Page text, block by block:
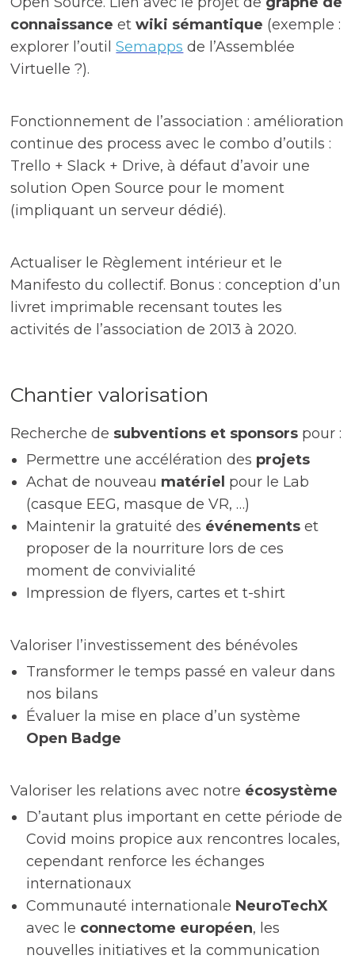
connaissance etwiki sémantique (exemple :
explorer l’outilSemapps de l’Assemblée
Virtuelle ?).
Fonctionnement de l’association : amélioration
continue des process avec le combo d’outils :
Trello + Slack + Drive, à défaut d’avoir une
solution Open Source pour le moment
(impliquant un serveur dédié).
Actualiser le Règlement intérieur et le
Manifesto du collectif. Bonus : conception d’un
livret imprimable recensant toutes les
activités de l’association de 2013 à 2020.
Chantier valorisation
Recherche de subventions et sponsors pour :
Permettre une accélération des projets
Achat de nouveau matériel pour le Lab
(casque EEG, masque de VR, …)
Maintenir la gratuité des événements et
proposer de la nourriture lors de ces
moment de convivialité
Impression de flyers, cartes et t-shirt
Valoriser l’investissement des bénévoles
Transformer le temps passé en valeur dans
nos bilans
Évaluer la mise en place d’un système
Open Badge
Valoriser les relations avec notre écosystème
D’autant plus important en cette période de
Covid moins propice aux rencontres locales,
cependant renforce les échanges
internationaux
Communauté internationale NeuroTechX
avec le connectome européen, les
nouvelles initiatives et la communication